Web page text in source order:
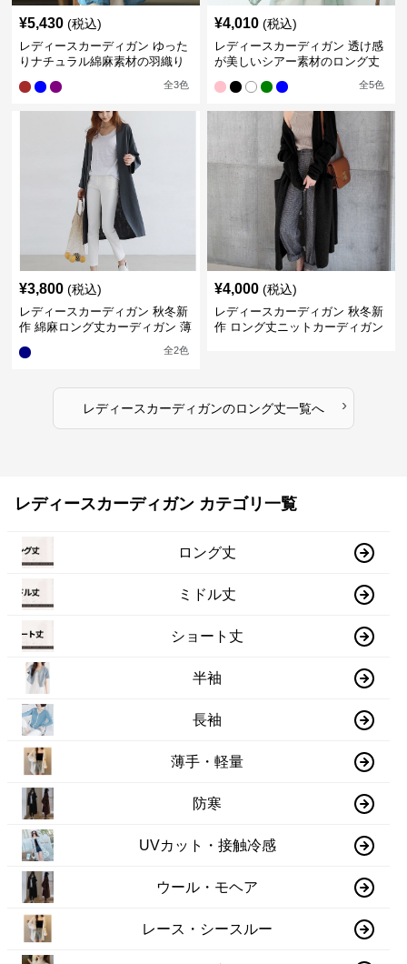
¥5,430 (税込)
レディースカーディガン ゆった
りナチュラル綿麻素材の羽織り
全3色
¥4,010 (税込)
レディースカーディガン 透け感
が美しいシアー素材のロング丈
全5色
¥3,800 (税込)
レディースカーディガン 秋冬新
作 綿麻ロング丈カーディガン 薄
全2色
¥4,000 (税込)
レディースカーディガン 秋冬新
作 ロング丈ニットカーディガン
レディースカーディガンのロング丈一覧へ ›
レディースカーディガン カテゴリ一覧
ロング丈
ミドル丈
ショート丈
半袖
長袖
薄手・軽量
防寒
UVカット・接触冷感
ウール・モヘア
レース・シースルー